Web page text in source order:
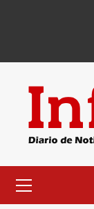
primario